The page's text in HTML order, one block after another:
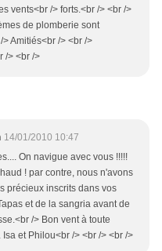
vents<br /> forts.<br /> <br />
de plomberie sont
Amitiés<br /> <br />
/> <br />
14/01/2010 10:47
On navigue avec vous !!!!!
! par contre, nous n'avons
précieux inscrits dans vos
et de la sangria avant de
/> Bon vent à toute
et Philou<br /> <br /> <br />